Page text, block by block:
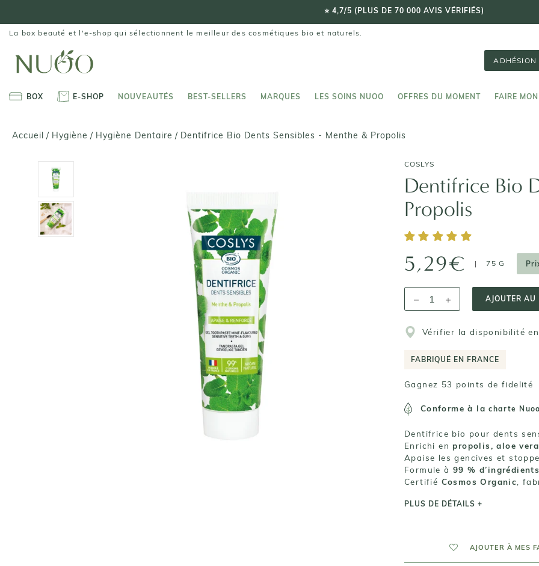
contenu
LIVRAISON OFFERTE DÈS 59€ 🚚
La box beauté et l'e-shop qui sélectionnent le meilleur des cosmétiques bio et naturels.
BOX
E-SHOP
NOUVEAUTÉS
BEST-SELLERS
MARQUES
LES SOINS NUOO
OFFRES DU MOMENT
FAIRE
Accueil / Hygiène / Hygiène Dentaire / Dentifrice Bio Dents Sensibles - Menthe & Propolis
COSLYS
Dentifrice Bio
Propolis
5,29€ | 75 G
AJOUTER AU
Vérifier la disponibilité
FABRIQUÉ EN FRANCE
Gagnez 53 points de fidelité
Conforme à lacharte Nuoo
Dentifrice bio pour dents
Enrichi enpropolis, aloe vera
Apaise les gencives et
Formule à 99 %
Certifié Cosmos Organic ,
PLUS DE DÉTAILS +
AJOUTER À MES